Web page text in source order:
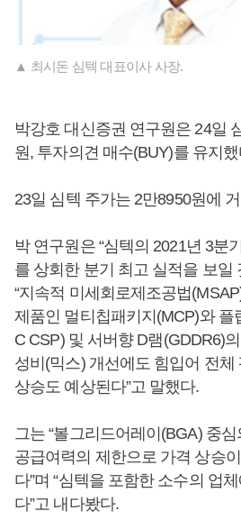
▲ 최시돈 심텍 대표이사 사장.
박강호 대신증권 연구원은 24일
원, 투자의견 매수(BUY)를 유지
23일 심텍 주가는 2만8950원에
박 연구원은 “심텍의 2021년 3분
를 상회한 분기 최고 실적을 보일
“지속적 미세회로제조공법
제품인 멀티칩패키지(MCP)와 플
C CSP) 및 서버향 D램(GDDR6)
성비(믹스) 개선에도 힘입어 전체
상승도 예상된다”고 말했다.
그는 “볼그리드어레이(BGA) 중
공급여력의 제한으로 가격 상승
다”며 “심텍을 포함한 소수의 업
다”고 내다봤다.